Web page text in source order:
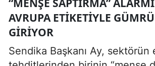
“MENŞE SAPTIRMA”
AVRUPA ETIKETIYLE
GIRIYOR
Sendika Başkanı Ay, sektörün